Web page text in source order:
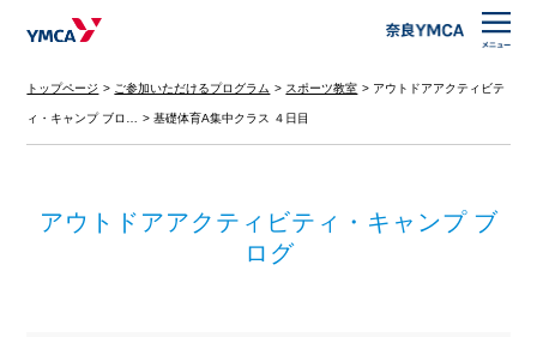
トップページ ご参加いただけるプログラム スポーツ教室 アウトドアアクティビテ
ィ・キャンプ ブロ… 基礎体育A集中クラス ４日目
アウトドアアクティビティ・キャンプ ブ
ログ